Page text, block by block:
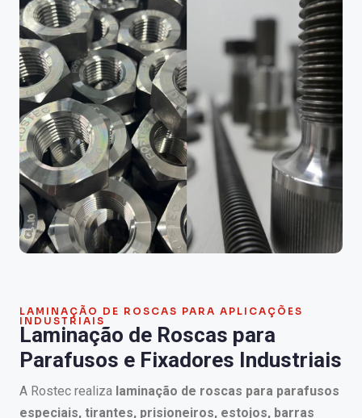
LAMINAÇÃO DE ROSCAS PARA APLICAÇÕES
INDUSTRIAIS
Laminação de Roscas para
Parafusos e Fixadores Industriais
A Rostec realiza laminação de roscas para parafusos
especiais, tirantes, prisioneiros, estojos, barras